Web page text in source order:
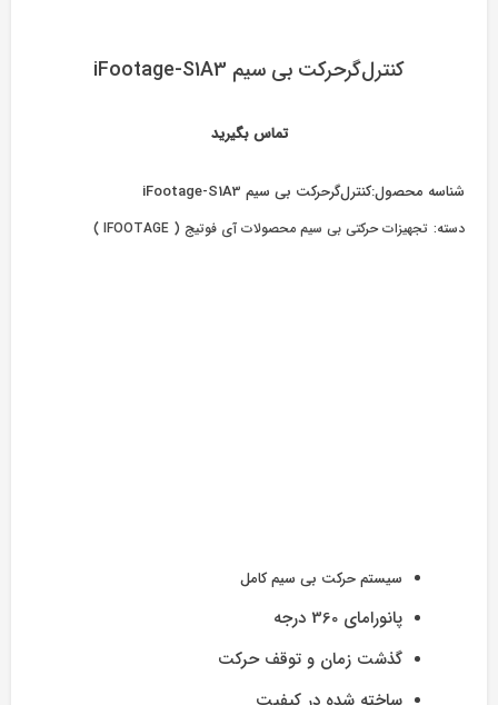
کنترل‌گرحرکت بی سیم iFootage-S1A3
تماس بگیرید
شناسه محصول:کنترل‌گرحرکت بی سیم iFootage-S1A3
دسته: تجهیزات حرکتی بی سیم محصولات آی فوتیج ( IFOOTAGE )
سیستم حرکت بی سیم کامل
پانورامای 360 درجه
گذشت زمان و توقف حرکت